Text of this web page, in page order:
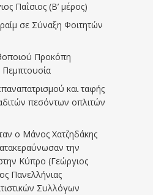
Παΐσιος (Β’ μέρος)
σε Σύναξη Φοιτητών
Προκόπη
και ταφής
πεσόντων οπλιτών
ο Μάνος Χατζηδάκης
την
Κύπρο (Γεώργιος
Πανελλήνιας
Συλλόγων